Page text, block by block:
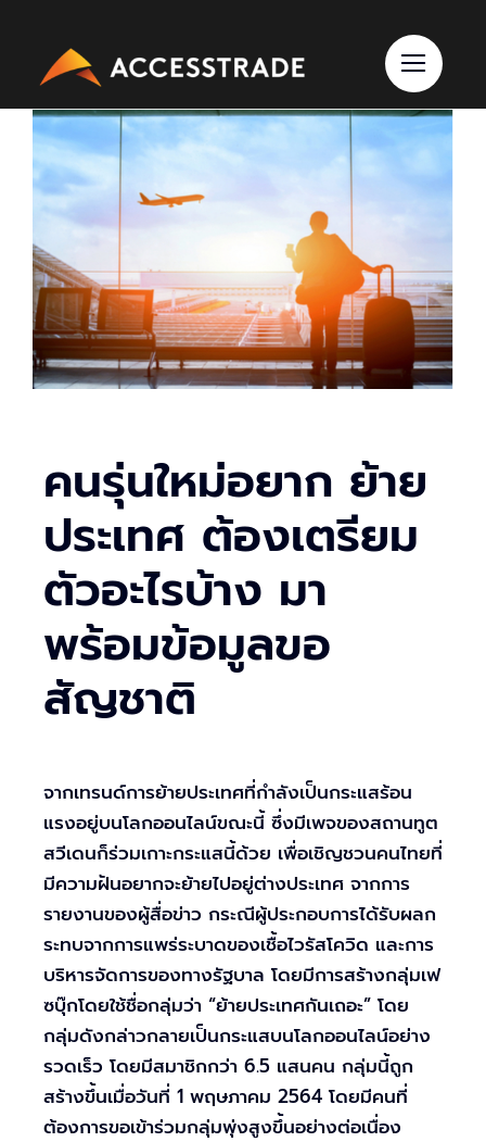
content
คนรุ่นใหม่อยาก ย้าย
ประเทศ ต้องเตรียม
ตัวอะไรบ้าง มา
พร้อมข้อมูลขอ
สัญชาติ
จากเทรนด์การย้ายประเทศที่กำลังเป็นกระแสร้อน
แรงอยู่บนโลกออนไลน์ขณะนี้ ซึ่งมีเพจของสถานทูต
สวีเดนก็ร่วมเกาะกระแสนี้ด้วย เพื่อเชิญชวนคนไทยที่
มีความฝันอยากจะย้ายไปอยู่ต่างประเทศ จากการ
รายงานของผู้สื่อข่าว กระณีผู้ประกอบการได้รับผลก
ระทบจากการแพร่ระบาดของเชื้อไวรัสโควิด และการ
บริหารจัดการของทางรัฐบาล โดยมีการสร้างกลุ่มเฟ
ซบุ๊กโดยใช้ชื่อกลุ่มว่า “ย้ายประเทศกันเถอะ” โดย
กลุ่มดังกล่าวกลายเป็นกระแสบนโลกออนไลน์อย่าง
รวดเร็ว โดยมีสมาชิกกว่า 6.5 แสนคน กลุ่มนี้ถูก
สร้างขึ้นเมื่อวันที่ 1 พฤษภาคม 2564 โดยมีคนที่
ต้องการขอเข้าร่วมกลุ่มพุ่งสูงขึ้นอย่างต่อเนื่อง